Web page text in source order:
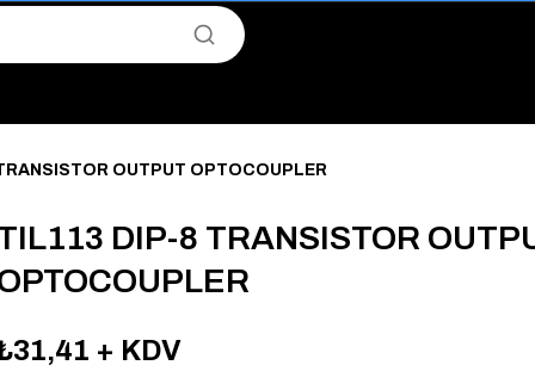
Aynı Gün Kargo Avantajı!
Hemen Teslim."
Avantajını Kaçırmayın!"
ve Proje Fiyatları."
OUTPUT OPTOCOUPLER
DIP-8 TRANSISTOR
+ KDV